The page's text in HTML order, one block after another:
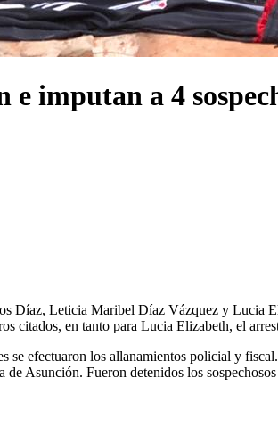
e imputan a 4
Díaz, Leticia Maribel Díaz Vázquez y Lucia
citados, en tanto para Lucia Elizabeth, el
efectuaron los allanamientos policial y
Asunción. Fueron detenidos los